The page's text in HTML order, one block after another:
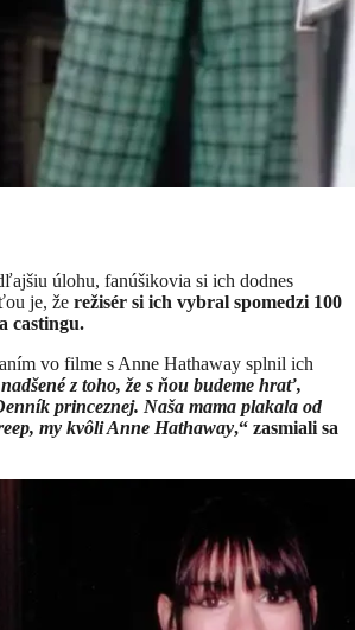
úlohu, fanúšikovia si ich dodnes
je, že režisér si ich vybral spomedzi 100
castingu.
vo filme s Anne Hathaway splnil ich
z toho, že s ňou budeme hrať,
princeznej. Naša mama plakala od
my kvôli Anne Hathaway,“ zasmiali sa